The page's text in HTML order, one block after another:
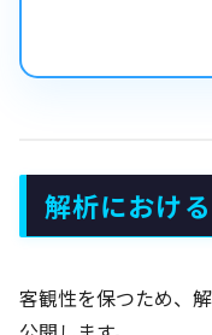
解析におけ
客観性を保つため、